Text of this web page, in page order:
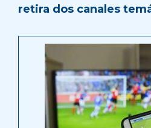
retira dos canales